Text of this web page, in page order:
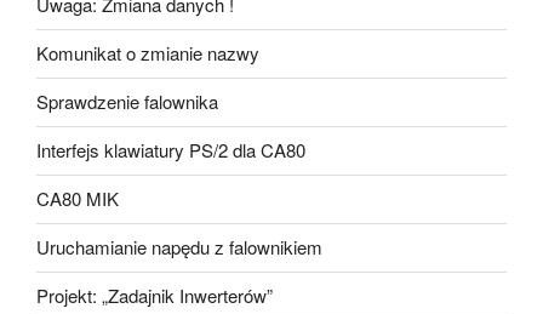
Komunikat o zmianie nazwy
Sprawdzenie falownika
Interfejs klawiatury PS/2 dla CA80
CA80 MIK
Uruchamianie napędu z falownikiem
Projekt: „Zadajnik Inwerterów”